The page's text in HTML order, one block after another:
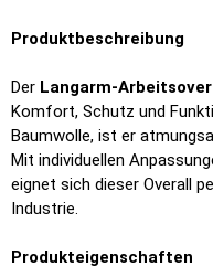
Produktbeschreibung
Der Langarm-
Komfort, Schutz und
Baumwolle, ist er
Mit individuellen
eignet sich dieser Overall
Industrie.
Produkteigenschaften